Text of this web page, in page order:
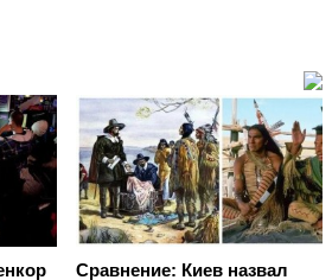
Сравнение: Киев назвал